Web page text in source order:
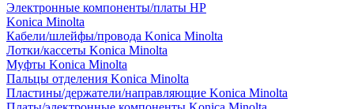
Электронные компоненты/платы HP
Konica Minolta
Кабели/шлейфы/провода Konica Minolta
Лотки/кассеты Konica Minolta
Муфты Konica Minolta
Пальцы отделения Konica Minolta
Пластины/держатели/направляющие Konica Minolta